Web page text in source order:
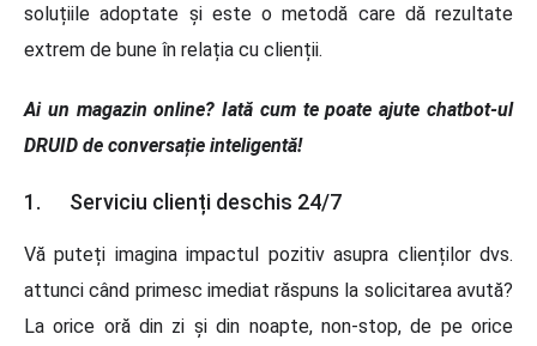
soluțiile adoptate și este o metodă care dă rezultate
extrem de bune în relația cu clienții.
Ai un magazin online? Iată cum te poate ajute chatbot-ul
DRUID de conversație inteligentă!
1. Serviciu clienți deschis 24/7
Vă puteți imagina impactul pozitiv asupra clienților dvs.
attunci când primesc imediat răspuns la solicitarea avută?
La orice oră din zi și din noapte, non-stop, de pe orice